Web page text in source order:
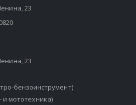
23
23
бензоинструмент)
мототехника)